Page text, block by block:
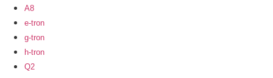
A8
e-tron
g-tron
h-tron
Q2